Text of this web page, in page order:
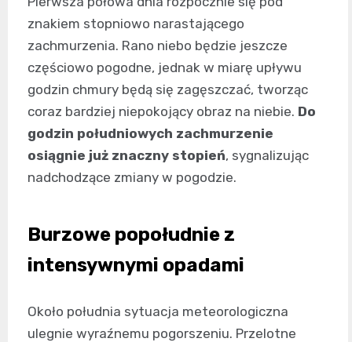
znakiem stopniowo narastającego
zachmurzenia. Rano niebo będzie jeszcze
częściowo pogodne, jednak w miarę upływu
godzin chmury będą się zagęszczać, tworząc
coraz bardziej niepokojący obraz na niebie. Do
godzin południowych zachmurzenie
osiągnie już znaczny stopień, sygnalizując
nadchodzące zmiany w pogodzie.
Burzowe popołudnie z
intensywnymi opadami
Około południa sytuacja meteorologiczna
ulegnie wyraźnemu pogorszeniu. Przelotne